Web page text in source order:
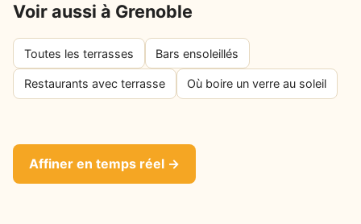
Voir aussi à Grenoble
Toutes les terrasses Bars ensoleillés
Restaurants avec terrasse Où boire un verre au soleil
Affiner en temps réel →